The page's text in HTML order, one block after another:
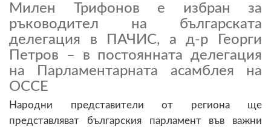
Милен Трифонов е избран за
ръководител на българската
делегация в ПАЧИС, а д-р Георги
Петров – в постоянната делегация
на Парламентарната асамблея на
ОССЕ
Народни представители от региона ще
представляват българския парламент във важни